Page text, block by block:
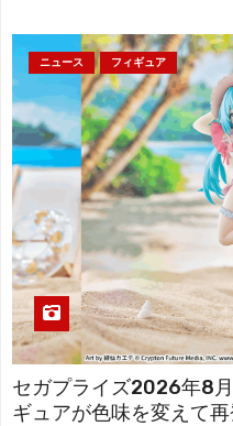
ニュース フィギュア
セガプライズ2026年8
ギュアが色味を変えて再